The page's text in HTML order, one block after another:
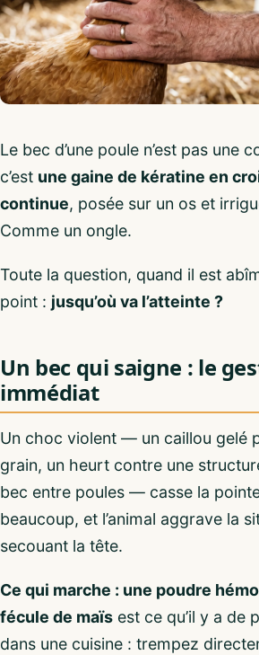
Le bec d’une poule n’est pas une
c’est une gaine de kératine en
continue, posée sur un os et
Comme un ongle.
Toute la question, quand il est
point : jusqu’où va l’atteinte ?
Un bec qui saigne : le
immédiat
Un choc violent — un caillou gelé
grain, un heurt contre une
bec entre poules — casse la
beaucoup, et l’animal aggrave la
secouant la tête.
Ce qui marche : une poudre
fécule de maïs est ce qu’il y a de
dans une cuisine : trempez